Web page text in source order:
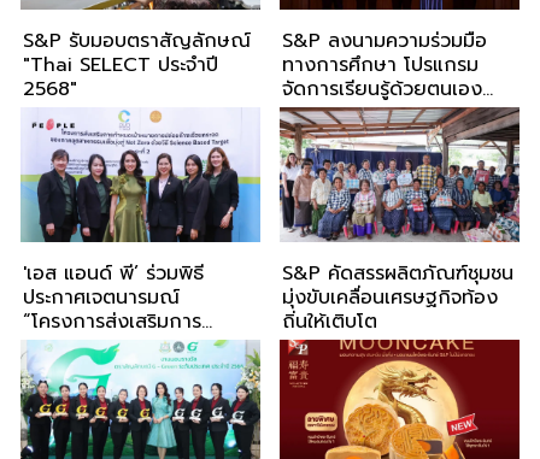
S&P รับมอบตราสัญลักษณ์
"Thai SELECT ประจำปี
2568"
S&P ลงนามความร่วมมือ
ทางการศึกษา โปรแกรม
จัดการเรียนรู้ด้วยตนเอง
ระบบทวิภาคี
'เอส แอนด์ พี’ ร่วมพิธี
ประกาศเจตนารมณ์
“โครงการส่งเสริมการ
กำหนดเป้าหมายการปล่อย
ก๊าซเรือนกระจกของภาค
อุตสาหกรรมเพื่อมุ่งสู่ Net
Zero ด้วยวิธี Science
Based Target (ระยะที่ 2)”
S&P คัดสรรผลิตภัณฑ์ชุมชน
มุ่งขับเคลื่อนเศรษฐกิจท้อง
ถิ่นให้เติบโต